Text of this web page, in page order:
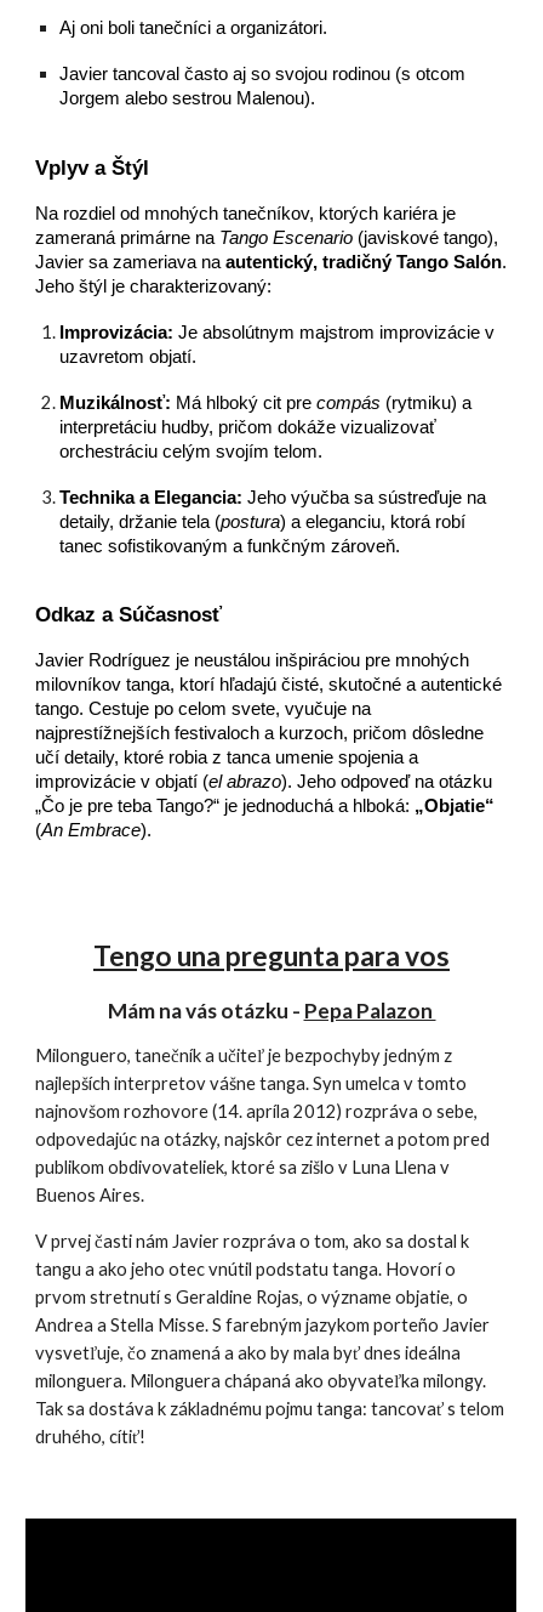
Aj oni boli tanečníci a organizátori.
Javier tancoval často aj so svojou rodinou (s otcom
Jorgem alebo sestrou Malenou).
Vplyv a Štýl
Na rozdiel od mnohých tanečníkov, ktorých kariéra je
zameraná primárne na Tango Escenario (javiskové tango),
Javier sa zameriava naautentický, tradičný Tango Salón.
Jeho štýl je charakterizovaný:
Improvizácia: Je absolútnym majstrom improvizácie v
uzavretom objatí.
Muzikálnosť: Má hlboký cit precompás (rytmiku) a
interpretáciu hudby, pričom dokáže vizualizovať
orchestráciu celým svojím telom.
Technika a Elegancia: Jeho výučba sa sústreďuje na
detaily, držanie tela (postura) a eleganciu, ktorá robí
tanec sofistikovaným a funkčným zároveň.
Odkaz a Súčasnosť
Javier Rodríguez je neustálou inšpiráciou pre mnohých
milovníkov tanga, ktorí hľadajú čisté, skutočné a autentické
tango. Cestuje po celom svete, vyučuje na
najprestížnejších festivaloch a kurzoch, pričom dôsledne
učí detaily, ktoré robia z tanca umenie spojenia a
improvizácie v objatí (el abrazo). Jeho odpoveď na otázku
„Čo je pre teba Tango?“ je jednoduchá a hlboká: „Objatie“
(An Embrace).
Tengo una pregunta para vos
Mám na vás otázku - Pepa Palazon
Milonguero, tanečník a učiteľ je bezpochyby jedným z
najlepších interpretov vášne tanga. Syn umelca v tomto
najnovšom rozhovore (14. apríla 2012) rozpráva o sebe,
odpovedajúc na otázky, najskôr cez internet a potom pred
publikom obdivovateliek, ktoré sa zišlo v Luna Llena v
Buenos Aires.
V prvej časti nám Javier rozpráva o tom, ako sa dostal k
tangu a ako jeho otec vnútil podstatu tanga. Hovorí o
prvom stretnutí s Geraldine Rojas, o význame objatie, o
Andrea a Stella Misse. S farebným jazykom porteño Javier
vysvetľuje, čo znamená a ako by mala byť dnes ideálna
milonguera. Milonguera chápaná ako obyvateľka milongy.
Tak sa dostáva k základnému pojmu tanga: tancovať s telom
druhého, cítiť!